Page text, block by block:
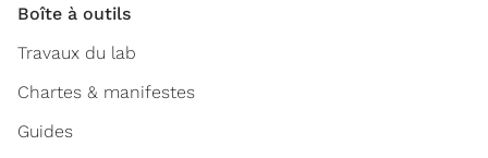
Boîte à outils
Travaux du lab
Chartes & manifestes
Guides